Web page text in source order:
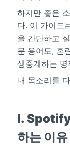
하지만 좋은
다. 이 가이드
을 간단하고
문 용어도, 혼
생중계하는
내 목소리를
I. Spotify
하는 이유